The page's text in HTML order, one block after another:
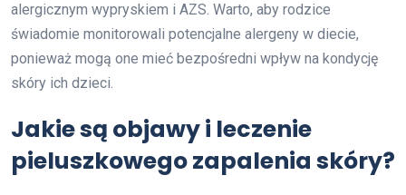
alergicznym wypryskiem i AZS. Warto, aby rodzice
świadomie monitorowali potencjalne alergeny w diecie,
ponieważ mogą one mieć bezpośredni wpływ na kondycję
skóry ich dzieci.
Jakie są objawy i leczenie
pieluszkowego zapalenia skóry?